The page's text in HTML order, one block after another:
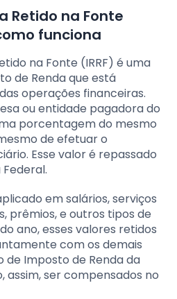
Retido na Fonte
funciona
na Fonte (IRRF) é uma
de Renda que está
operações financeiras.
ou entidade pagadora do
porcentagem do mesmo
de efetuar o
Esse valor é repassado
em salários, serviços
prêmios, e outros tipos de
ano, esses valores retidos
com os demais
Imposto de Renda da
assim, ser compensados no